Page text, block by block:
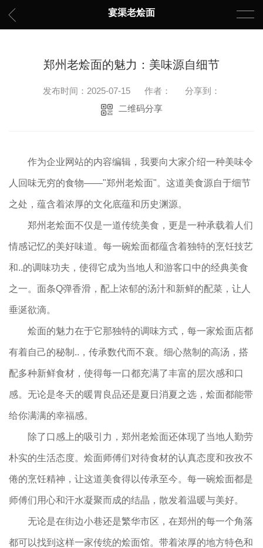
宴渠老烩面
郑州老烩面的魅力：美味源自细节
发布时间：2025-07-15 作者：
分享到：
二维码分享
作为企业网站的内容编辑，我要向大家介绍一种美味令
人回味无穷的食物——"郑州老烩面"。这道美食源自于细节
之处，蕴含着浓厚的文化底蕴和历史渊源。
郑州老烩面不仅是一道传统美食，更是一种承载着人们
情感记忆的美好味道。每一碗烩面都蕴含着独特的烹饪技艺
和..的调味功夫，使得它成为当地人和游客口中的经典美食
之一。面条Q弹香滑，配上浓郁的汤汁和新鲜的配菜，让人
垂涎欲滴。
烩面的魅力在于它那独特的调味方式，每一家烩面店都
有着自己的秘制..，传承数代而不衰。细心熬制的高汤，搭
配多种新鲜食材，使得每一口都充满了丰富的层次感和口
感。无论是冬天的暖胃良品还是夏日消夏之选，烩面都能带
给你满满的幸福感。
除了口感上的吸引力，郑州老烩面还体现了当地人勤劳
朴实的生活态度。烩面师傅们对待食材的认真态度和孜孜不
倦的烹饪精神，让这道美食得以传承至今。每一碗烩面都是
师傅们用心和汗水凝聚而成的结晶，散发着温暖与美好。
无论是在街边小巷还是繁华市区，在郑州的每一个角落
都可以找到这样一家传统的烩面馆。带着浓厚的地方特色和